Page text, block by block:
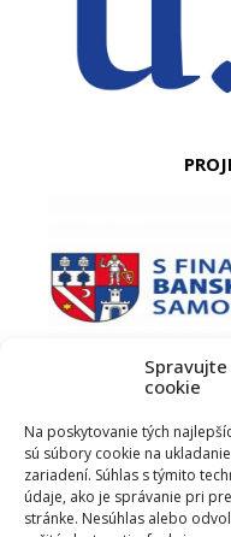
cookie
Na poskytovanie tých
sú súbory cookie na
zariadení. Súhlas s týmito
údaje, ako je správanie pri
stránke. Nesúhlas alebo